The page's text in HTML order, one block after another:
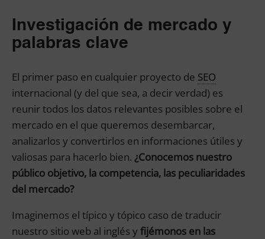
Investigación de mercado y
palabras clave
El primer paso en cualquier proyecto de SEO
internacional (y del que sea, a decir verdad) es
reunir todos los datos relevantes posibles sobre el
mercado en el que queremos desembarcar,
analizarlos y convertirlos en informaciones útiles y
valiosas para hacerlo bien. ¿Conocemos nuestro
público objetivo, la competencia, las peculiaridades
del mercado?
Imaginemos el típico y tópico caso de traducir
nuestro sitio web al inglés y fijémonos en las